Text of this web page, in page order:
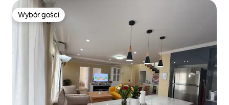
Wybór gości
Wybór gości